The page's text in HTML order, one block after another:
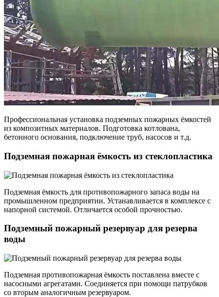
Профессиональная установка подземных пожарных ёмкостей
из композитных материалов. Подготовка котлована,
бетонного основания, подключение труб, насосов и т.д.
Подземная пожарная ёмкость из стеклопластика
Подземная ёмкость для противопожарного запаса воды на
промышленном предприятии. Устанавливается в комплексе с
напорной системой. Отличается особой прочностью.
Подземный пожарный резервуар для резерва
воды
Подземная противопожарная ёмкость поставлена вместе с
насосными агрегатами. Соединяется при помощи патрубков
со вторым аналогичным резервуаром.